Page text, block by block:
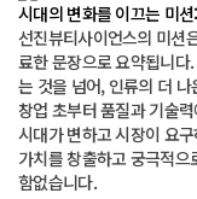
시대의 변화를 이끄는 미
선진뷰티사이언스의 미션
료한 문장으로 요약됩니
는 것을 넘어, 인류의 더
창업 초부터 품질과 기술
시대가 변하고 시장이 요
가치를 창출하고 궁극적
함없습니다.